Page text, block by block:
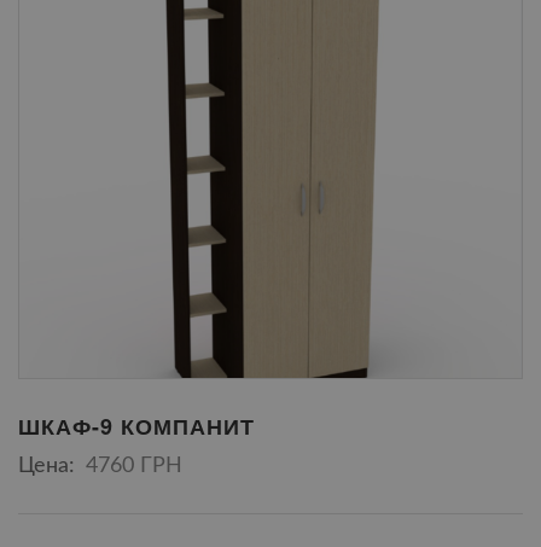
ШКАФ-9 КОМПАНИТ
Цена: 4760 ГРН